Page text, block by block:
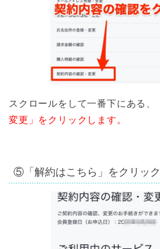
スクロールをして一番下にある、
変更」をクリックします。
⑤「解約はこちら」をクリック